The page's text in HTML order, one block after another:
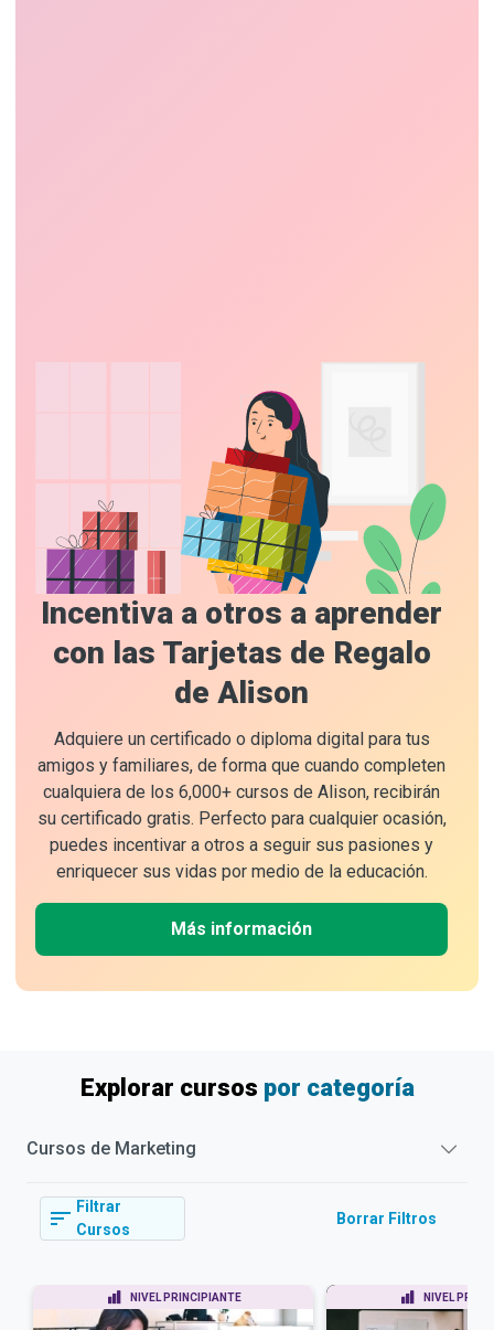
Incentiva a otros a aprender
con las Tarjetas de Regalo
de Alison
Adquiere un certificado o diploma digital para tus
amigos y familiares, de forma que cuando completen
cualquiera de los 6,000+ cursos de Alison, recibirán
su certificado gratis. Perfecto para cualquier ocasión,
puedes incentivar a otros a seguir sus pasiones y
enriquecer sus vidas por medio de la educación.
Más información
Explorar cursos por categoría
Cursos de Marketing
Filtrar
Cursos
Borrar Filtros
NIVEL PRINCIPIANTE NIVEL